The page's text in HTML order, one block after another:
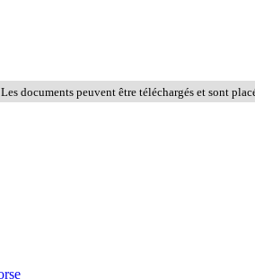
Les documents peuvent être téléchargés et sont